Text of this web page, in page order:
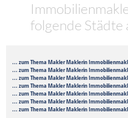
folgende
... zum Thema Makler Maklerin
... zum Thema Makler Maklerin
... zum Thema Makler Maklerin
... zum Thema Makler Maklerin
... zum Thema Makler Maklerin
... zum Thema Makler Maklerin
... zum Thema Makler Maklerin